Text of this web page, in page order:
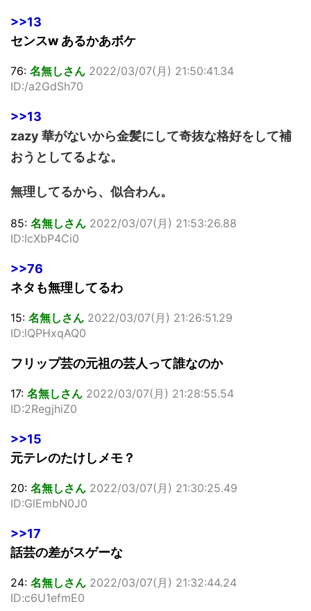
>>13
センスw あるかあボケ
76: 名無しさん 2022/03/07(月) 21:50:41.34
ID:/a2GdSh70
>>13
zazy 華がないから金髪にして奇抜な格好をして補
おうとしてるよな。
無理してるから、似合わん。
85: 名無しさん 2022/03/07(月) 21:53:26.88
ID:IcXbP4Ci0
>>76
ネタも無理してるわ
15: 名無しさん 2022/03/07(月) 21:26:51.29
ID:lQPHxqAQ0
フリップ芸の元祖の芸人って誰なのか
17: 名無しさん 2022/03/07(月) 21:28:55.54
ID:2RegjhiZ0
>>15
元テレのたけしメモ？
20: 名無しさん 2022/03/07(月) 21:30:25.49
ID:GlEmbN0J0
>>17
話芸の差がスゲーな
24: 名無しさん 2022/03/07(月) 21:32:44.24
ID:c6U1efmE0